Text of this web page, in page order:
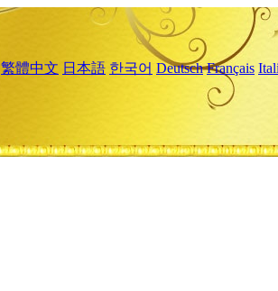
繁體中文 日本語 한국어 Deutsch Français